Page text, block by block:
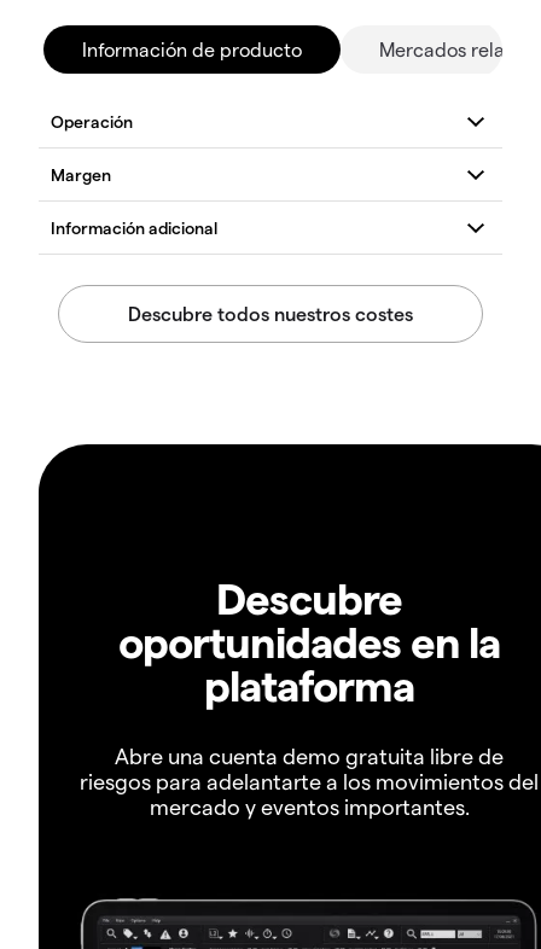
Información de producto Mercados
Descubre
oportunidades en la
plataforma
Abre una cuenta demo gratuita libre de
riesgos para adelantarte a los movimientos del
mercado y eventos importantes.